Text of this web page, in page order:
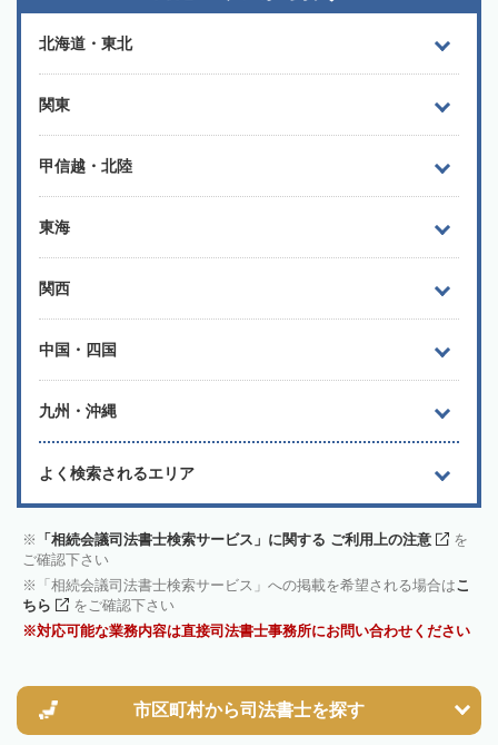
北海道・東北
関東
甲信越・北陸
東海
関西
中国・四国
九州・沖縄
よく検索されるエリア
「相続会議司法書士検索サービス」に関する ご利用上の注意
を
ご確認下さい
「相続会議司法書士検索サービス」への掲載を希望される場合はこ
ちら
をご確認下さい
対応可能な業務内容は直接司法書士事務所にお問い合わせください
市区町村から司法書士を探す